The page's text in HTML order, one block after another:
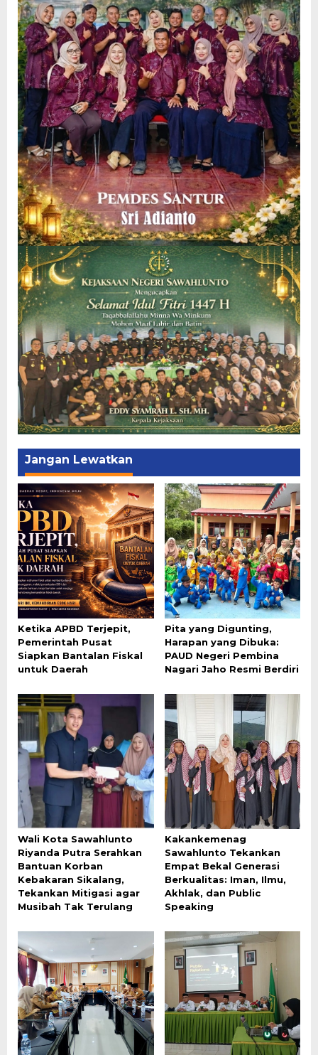
Jangan Lewatkan
Ketika APBD Terjepit,
Pemerintah Pusat
Siapkan Bantalan Fiskal
untuk Daerah
Pita yang Digunting,
Harapan yang Dibuka:
PAUD Negeri Pembina
Nagari Jaho Resmi Berdiri
Wali Kota Sawahlunto
Riyanda Putra Serahkan
Bantuan Korban
Kebakaran Sikalang,
Tekankan Mitigasi agar
Musibah Tak Terulang
Kakankemenag
Sawahlunto Tekankan
Empat Bekal Generasi
Berkualitas: Iman, Ilmu,
Akhlak, dan Public
Speaking